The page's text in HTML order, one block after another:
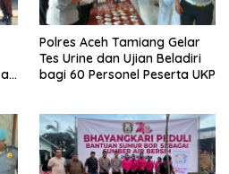
Polres Aceh Tamiang Gelar
Tes Urine dan Ujian Beladiri
bagi 60 Personel Peserta UKP